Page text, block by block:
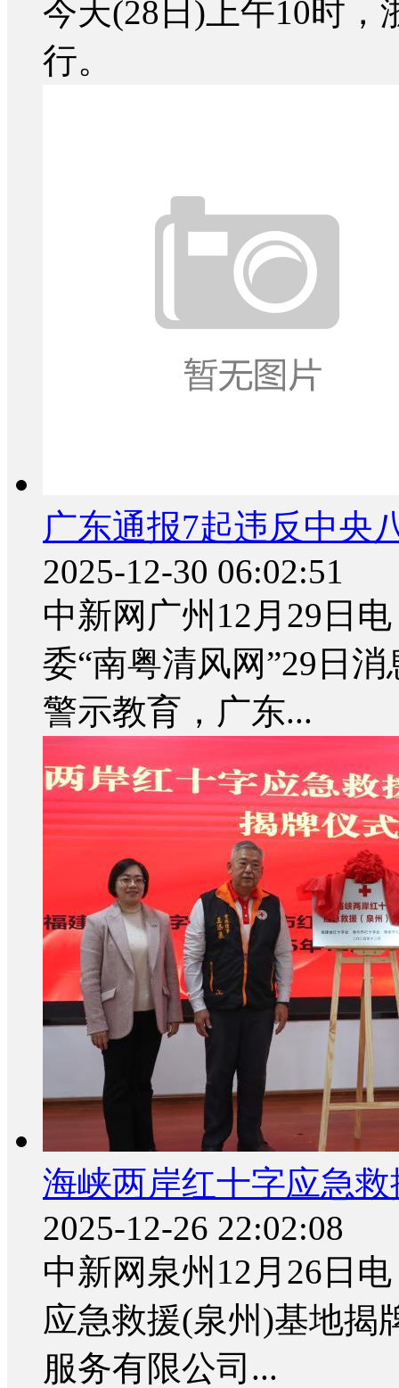
今天(28日)上午10时
行。
广东通报7起违反中央
2025-12-30 06:02:51
中新网广州12月29日
委“南粤清风网”29日
警示教育，广东...
海峡两岸红十字应急
2025-12-26 22:02:08
中新网泉州12月26日
应急救援(泉州)基地揭
服务有限公司...